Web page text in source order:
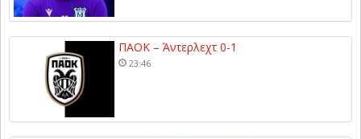
ΠΑΟΚ – Άντερλεχτ 0-1
23:46